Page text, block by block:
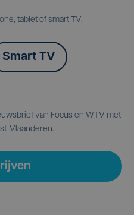
tablet of smart TV.
Smart TV
van Focus en WTV met
Vlaanderen.